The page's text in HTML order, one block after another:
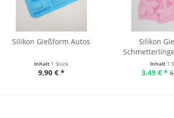
Silikon Gießform Autos
Inhalt 1 Stück
9,90 € *
Silikon
Inhalt 1
3,49 € *